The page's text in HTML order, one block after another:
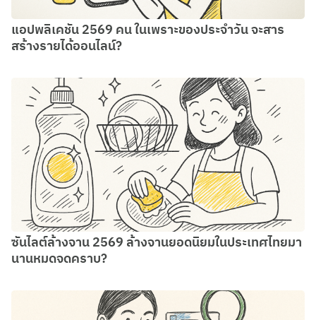
แอปพลิเคชัน 2569 คน ในเพราะของประจำวัน จะสาร
สร้างรายได้ออนไลน์?
ซันไลต์ล้างจาน 2569 ล้างจานยอดนิยมในประเทศไทยมา
นานหมดจดคราบ?